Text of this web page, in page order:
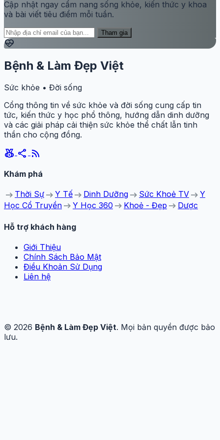
Cập nhật ngay cẩm nang sống khỏe, kiến thức y khoa
và bài viết tiêu điểm mỗi tuần.
Tham gia
ecg_heart
Bệnh & Làm Đẹp Việt
Sức khỏe • Đời sống
Cổng thông tin về sức khỏe và đời sống cung cấp tin
tức, kiến thức y học phổ thông, hướng dẫn dinh dưỡng
và các giải pháp cải thiện sức khỏe thể chất lẫn tinh
thần cho cộng đồng.
social_leaderboard share rss_feed
Khám phá
arrow_right_alt Thời Sự arrow_right_alt Y Tế arrow_right_alt Dinh Dưỡng arrow_right_alt Sức Khoẻ TV arrow_right_alt Y
Học Cổ Truyền arrow_right_alt Y Học 360 arrow_right_alt Khoẻ - Đẹp arrow_right_alt Dược
Hỗ trợ khách hàng
Giới Thiệu
Chính Sách Bảo Mật
Điều Khoản Sử Dụng
Liên hệ
© 2026 Bệnh & Làm Đẹp Việt. Mọi bản quyền được bảo
lưu.